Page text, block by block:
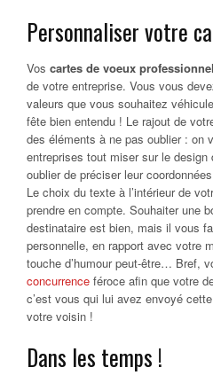
Personnaliser votre
Vos cartes de voeux
de votre entreprise. Vous vous
valeurs que vous souhaitez
fête bien entendu ! Le rajout de
des éléments à ne pas oublier : on
entreprises tout miser sur le
oublier de préciser leur
Le choix du texte à l’intérieur de
prendre en compte. Souhaiter une
destinataire est bien, mais il vous
personnelle, en rapport avec votre
touche d’humour peut-être… Bref,
concurrence féroce afin que votre
c’est vous qui lui avez envoyé
votre voisin !
Dans les temps !